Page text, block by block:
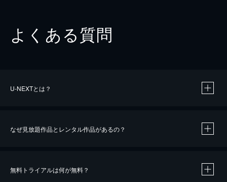
よくある質問
U-NEXTとは？
なぜ見放題作品とレンタル作品があるの？
無料トライアルは何が無料？